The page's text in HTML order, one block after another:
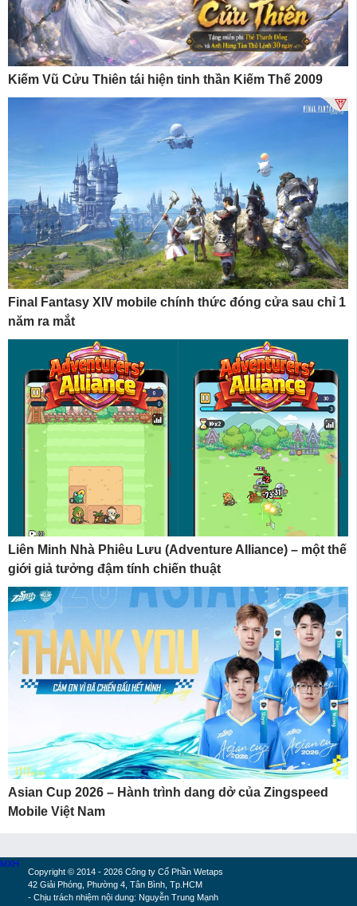
Kiếm Vũ Cửu Thiên tái hiện tinh thần Kiếm Thế 2009
Final Fantasy XIV mobile chính thức đóng cửa sau chỉ 1
năm ra mắt
Liên Minh Nhà Phiêu Lưu (Adventure Alliance) – một thế
giới giả tưởng đậm tính chiến thuật
Asian Cup 2026 – Hành trình dang dở của Zingspeed
Mobile Việt Nam
Copyright © 2014 - 2026 Công ty Cổ Phần Wetaps
42 Giải Phóng, Phường 4, Tân Bình, Tp.HCM
- Chịu trách nhiệm nội dung: Nguyễn Trung Mạnh
MXH